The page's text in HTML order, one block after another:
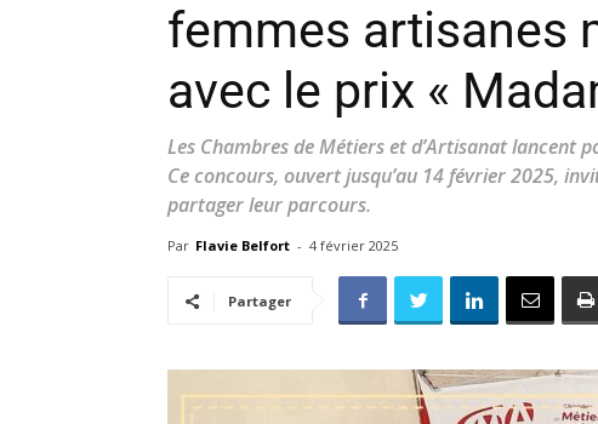
femmes artisanes
avec le prix «
Les Chambres de Métiers et d’Artisanat lancent
Ce concours, ouvert jusqu’au 14 février 2025,
partager leur parcours.
Par Flavie Belfort - 4 février 2025
Partager